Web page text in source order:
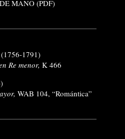
MANO (PDF)
(1756-1791)
Re menor, K 466
WAB 104, “Romántica”